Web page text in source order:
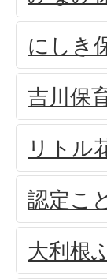
にしき
吉川保
リトル
認定こ
大利根